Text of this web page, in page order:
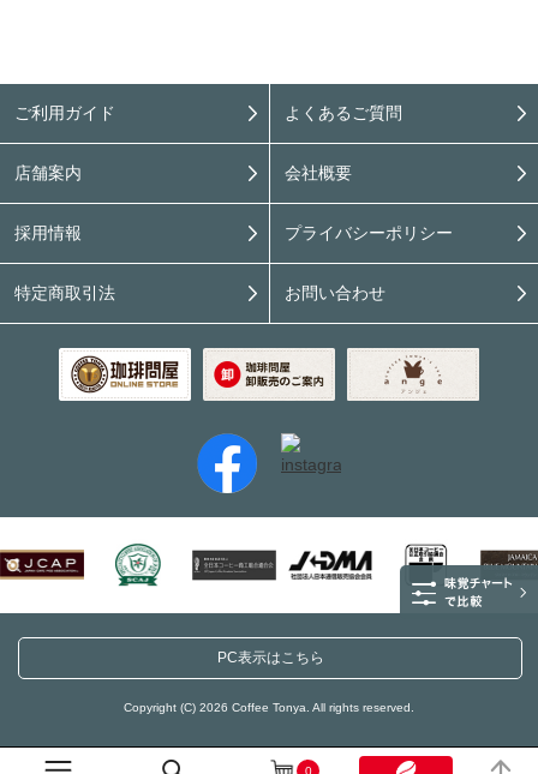
0
ご利用ガイド よくあるご質問
店舗案内 会社概要
採用情報 プライバシーポリシー
特定商取引法 お問い合わせ
PC表示はこちら
Copyright (C) 2026 Coffee Tonya. All rights reserved.